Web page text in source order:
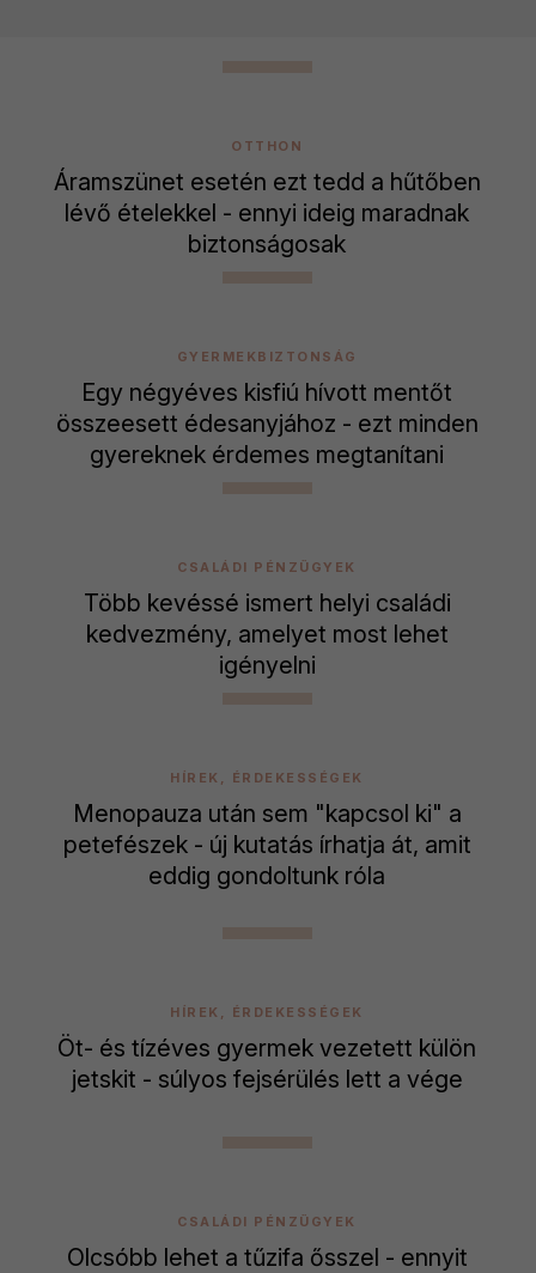
OTTHON
Áramszünet esetén ezt tedd a hűtőben
lévő ételekkel - ennyi ideig maradnak
biztonságosak
GYERMEKBIZTONSÁG
Egy négyéves kisfiú hívott mentőt
összeesett édesanyjához - ezt minden
gyereknek érdemes megtanítani
CSALÁDI PÉNZÜGYEK
Több kevéssé ismert helyi családi
kedvezmény, amelyet most lehet
igényelni
HÍREK, ÉRDEKESSÉGEK
Menopauza után sem "kapcsol ki" a
petefészek - új kutatás írhatja át, amit
eddig gondoltunk róla
HÍREK, ÉRDEKESSÉGEK
Öt- és tízéves gyermek vezetett külön
jetskit - súlyos fejsérülés lett a vége
CSALÁDI PÉNZÜGYEK
Olcsóbb lehet a tűzifa ősszel - ennyit